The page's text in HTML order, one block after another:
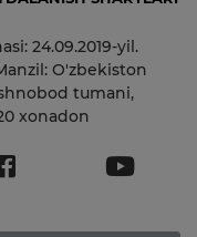
24.09.2019-yil.
O'zbekiston
tumani,
xonadon